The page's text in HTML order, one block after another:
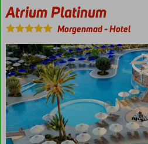
Atrium Platinum
Morgenmad-Hotel